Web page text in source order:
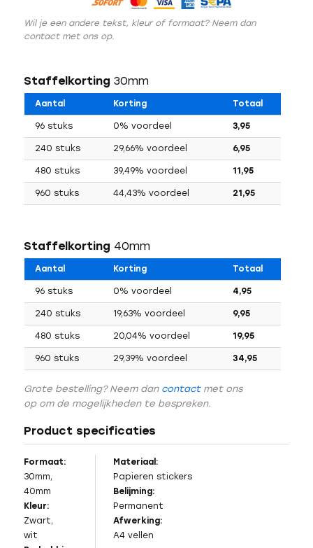
Wil je een andere tekst, kleur of formaat? Neem dan
contact met ons op.
Staffelkorting 30mm
Aantal Korting Totaal
96 stuks 0% voordeel 3,95
240 stuks 29,66% voordeel 6,95
480 stuks 39,49% voordeel 11,95
960 stuks 44,43% voordeel 21,95
Staffelkorting 40mm
Aantal Korting Totaal
96 stuks 0% voordeel 4,95
240 stuks 19,63% voordeel 9,95
480 stuks 20,04% voordeel 19,95
960 stuks 29,39% voordeel 34,95
Grote bestelling? Neem dan contactmet ons
op om de mogelijkheden te bespreken.
Product specificaties
Formaat:
30mm,
40mm
Kleur:
Zwart,
wit
Materiaal:
Papieren stickers
Belijming:
Permanent
Afwerking:
A4 vellen